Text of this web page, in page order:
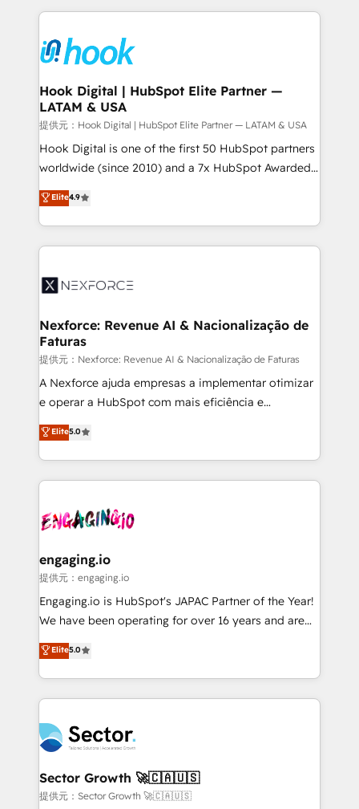
move beyond spreadsheets into unified systems
that drive real business results.
Technical Solutions: - HubSpot Technical Consulting -
Onboarding - Data Migration & Integrations -
Technical Audit & Optimization Strategic Solutions: -
Revenue Operations - Inbound Marketing -
Outbound Marketing - HubSpot CMS Website
Design & Development We empower our clients to
reach their full potential by providing transparent,
relationship-driven support. With over 300 HubSpot
technical know-how and strategic guidance you
need to succeed.
Hook Digital | HubSpot Elite Partner —
LATAM & USA
提供元：Hook Digital | HubSpot Elite Partner — LATAM & USA
Hook Digital is one of the first 50 HubSpot partners
worldwide (since 2010) and a 7x HubSpot Awarded
Elite Partner. With 500+ projects across the U.S.,
Brazil, and LATAM, we combine global expertise with
regional experience. Today, we are Brazil’s largest
HubSpot Elite Partner—trusted by companies across
Implementation & Migration Onboarding across all
Station, Freshdesk, Intercom, and more. Custom
objects, automations, and integrations built for
growth. 🚀 AI-Driven GTM Orchestration Unify
HubSpot with LinkedIn, WhatsApp, email, paid
media, and AI voice to drive pipeline. 🤖 AI Custom
prospecting, follow-ups, service triage, and
knowledge retrieval—built in HubSpot. ⚡ Fast-Track
advanced optimization & adoption 📍 São Paulo, BR
• Des Moines, IA • New York, NY
Elite4.9
Nexforce: Revenue AI & Nacionalização de
Faturas
提供元：Nexforce: Revenue AI & Nacionalização de Faturas
A Nexforce ajuda empresas a implementar otimizar
e operar a HubSpot com mais eficiência e
previsibilidade de receita. Combinamos Revenue
Operations (RevOps) e Inteligência Artificial para
estruturar processos integrar sistemas organizar
dados e automatizar operações. O objetivo é
operacional de receita conectando equipes
Também somos distribuidores oficiais da HubSpot
e de mais de 150 softwares globais permitindo
contratar e pagar a HubSpot em reais com nota
fiscal no Brasil e gerar economia de até 50% na
Oferecemos ainda agentes de IA especializados em
HubSpot que automatizam tarefas executam rotinas
empresas em 13 países utilizam a Nexforce. Somos
a maior parceira da HubSpot na América Latina e
líder no ranking global de sucesso do cliente da
HubSpot.
Elite5.0
engaging.io
提供元：engaging.io
Engaging.io is HubSpot's JAPAC Partner of the Year!
We have been operating for over 16 years and are
one of HubSpot's most experienced and technically
capable Agency Partners globally. We specialise in
complex CRM migrations, implementations,
integrations, custom CMS portal development,
businesses. Our teams are based in North America
and APAC. We are HubSpot's top-ranked Advanced
Implementation Certified Partner and we contribute
to their advisory council. We strive to do 'good work
Elite5.0
Sector Growth 🚀🇨🇦🇺🇸
提供元：Sector Growth 🚀🇨🇦🇺🇸